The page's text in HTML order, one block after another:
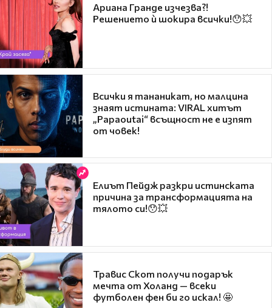
Ариана Гранде изчезва?!
Решението ѝ шокира всички!😯💥
Всички я тананикат, но малцина
знаят истината: VIRAL хитът
„Papaoutai“ всъщност не е изпят
от човек!
Елиът Пейдж разкри истинската
причина за трансформацията на
тялото си!😯💥
Травис Скот получи подарък
мечта от Холанд — всеки
футболен фен би го искал! 🤩